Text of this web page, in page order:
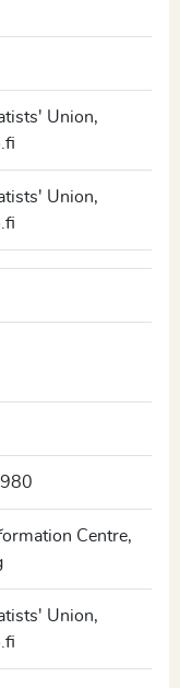
Union,
Union,
Centre,
Union,